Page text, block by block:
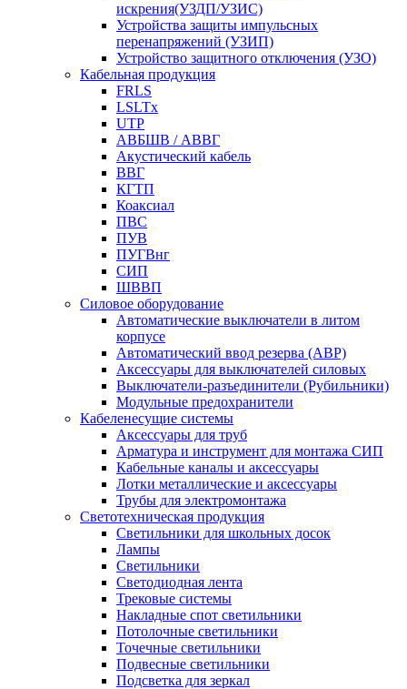
искрения(УЗДП/УЗИС)
Устройства защиты импульсных
перенапряжений (УЗИП)
Устройство защитного отключения (УЗО)
Кабельная продукция
FRLS
LSLTx
UTP
АВБШВ / АВВГ
Акустический кабель
ВВГ
КГТП
Коаксиал
ПВС
ПУВ
ПУГВнг
СИП
ШВВП
Силовое оборудование
Автоматические выключатели в литом
корпусе
Автоматический ввод резерва (АВР)
Аксессуары для выключателей силовых
Выключатели-разъединители (Рубильники)
Модульные предохранители
Кабеленесущие системы
Аксессуары для труб
Арматура и инструмент для монтажа СИП
Кабельные каналы и аксессуары
Лотки металлические и аксессуары
Трубы для электромонтажа
Светотехническая продукция
Светильники для школьных досок
Лампы
Светильники
Светодиодная лента
Трековые системы
Накладные спот светильники
Потолочные светильники
Точечные светильники
Подвесные светильники
Подсветка для зеркал